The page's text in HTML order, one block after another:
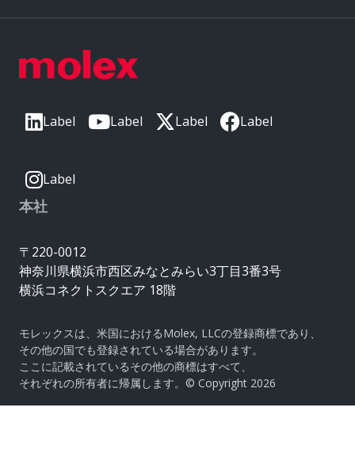
Label Label Label Label
Label
本社
〒220-0012
神奈川県横浜市西区みなとみらい3丁目3番3号
横浜コネクトスクエア 18階
モレックスは、米国におけるMolex, LLCの登録商標であり、
その他の国でも登録されている場合があります。
ここに記載されているその他の商標はすべて、
それぞれの所有者に帰属します。© Copyright 2026